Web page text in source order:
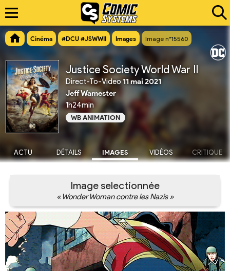
Cinéma #DCU #JSWWII Images Image n°15560
Justice Society World War II
Direct-To-Video11 mai 2021
Jeff Wamester
1h24min
WB ANIMATION
ACTU DÉTAILS IMAGES VIDÉOS CRITIQUE
Image selectionnée
« Wonder Woman contre les Nazis »